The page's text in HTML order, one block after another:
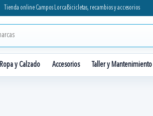
Tienda online Campos Lorca Bicicletas, recambios y accesorios
Ropa y Calzado Accesorios Taller y Mantenimiento